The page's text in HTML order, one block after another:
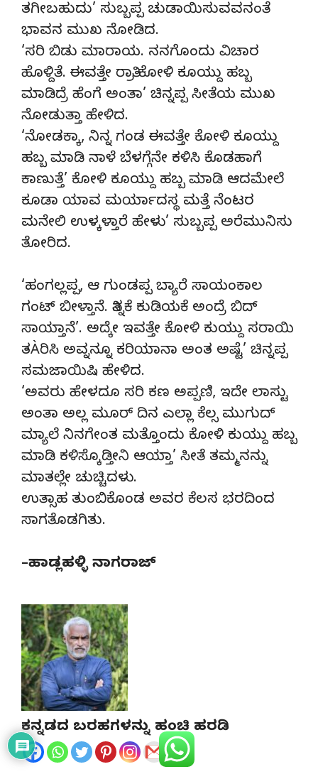
ತಗೀಬಹುದು’ ಸುಬ್ಬಪ್ಪ ಚುಡಾಯಿಸುವವನಂತೆ
ಭಾವನ ಮುಖ ನೋಡಿದ.
‘ಸರಿ ಬಿಡು ಮಾರಾಯ. ನನಗೊಂದು ವಿಚಾರ
ಹೊಳ್ದಿತೆ. ಈವತ್ತೇ ರಾತ್ರಿ ಕೋಳಿ ಕೂಯ್ದು ಹಬ್ಬ
ಮಾಡಿದ್ರೆ ಹೆಂಗೆ ಅಂತಾ’ ಚಿನ್ನಪ್ಪ ಸೀತೆಯ ಮುಖ
ನೋಡುತ್ತಾ ಹೇಳಿದ.
‘ನೋಡಕ್ಕಾ, ನಿನ್ನ ಗಂಡ ಈವತ್ತೇ ಕೋಳಿ ಕೂಯ್ದು
ಹಬ್ಬ ಮಾಡಿ ನಾಳೆ ಬೆಳಗ್ಗೆನೇ ಕಳಿಸಿ ಕೊಡಹಾಗೆ
ಕಾಣುತ್ತೆ’ ಕೋಳಿ ಕೂಯ್ದು ಹಬ್ಬ ಮಾಡಿ ಆದಮೇಲೆ
ಕೂಡಾ ಯಾವ ಮರ್ಯಾದಸ್ಥ ಮತ್ತೆ ನೆಂಟರ
ಮನೇಲಿ ಉಳ್ಕಳ್ತಾರೆ ಹೇಳು’ ಸುಬ್ಬಪ್ಪ ಅರೆಮುನಿಸು
ತೋರಿದ.
‘ಹಂಗಲ್ಲಪ್ಪ, ಆ ಗುಂಡಪ್ಪ ಬ್ಯಾರೆ ಸಾಯಂಕಾಲ
ಗಂಟ್ ಬೀಳ್ತಾನೆ. ತಿನ್ನಕೆ ಕುಡಿಯಕೆ ಅಂದ್ರೆ ಬಿದ್
ಸಾಯ್ತಾನೆ’. ಅದ್ಕೇ ಇವತ್ತೇ ಕೋಳಿ ಕುಯ್ದು ಸರಾಯಿ
ತÀರಿಸಿ ಅವ್ನನ್ನೂ ಕರಿಯಾನಾ ಅಂತ ಅಷ್ಟೆ’ ಚಿನ್ನಪ್ಪ
ಸಮಜಾಯಿಷಿ ಹೇಳಿದ.
‘ಅವರು ಹೇಳದೂ ಸರಿ ಕಣ ಅಪ್ಪಣಿ, ಇದೇ ಲಾಸ್ಟು
ಅಂತಾ ಅಲ್ಲ ಮೂರ್ ದಿನ ಎಲ್ಲಾ ಕೆಲ್ಸ ಮುಗುದ್
ಮ್ಯಾಲೆ ನಿನಗೇಂತ ಮತ್ತೊಂದು ಕೋಳಿ ಕುಯ್ದು ಹಬ್ಬ
ಮಾಡಿ ಕಳಿಸ್ಕೊಡ್ತೀನಿ ಆಯ್ತಾ’ ಸೀತೆ ತಮ್ಮನನ್ನು
ಮಾತಲ್ಲೇ ಚುಚ್ಚಿದಳು.
ಉತ್ಸಾಹ ತುಂಬಿಕೊಂಡ ಅವರ ಕೆಲಸ ಭರದಿಂದ
ಸಾಗತೊಡಗಿತು.
–ಹಾಡ್ಲಹಳ್ಳಿ ನಾಗರಾಜ್
ಕನ್ನಡದ ಬರಹಗಳನ್ನು ಹಂಚಿ ಹರಡಿ